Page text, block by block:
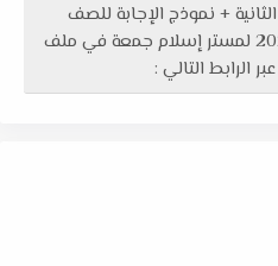
+ نموذج الإجابة للصف
الرابع الابتدائي الترم الثاني 2026 لمستر إسلام جمعة في ملف